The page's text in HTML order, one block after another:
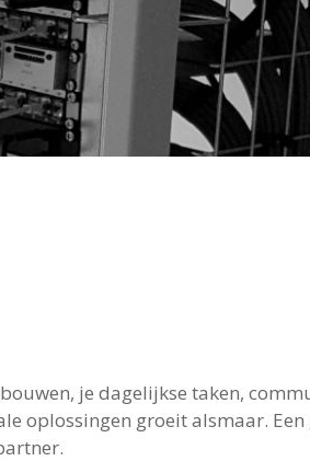
je dagelijkse taken,
oplossingen groeit alsmaar.